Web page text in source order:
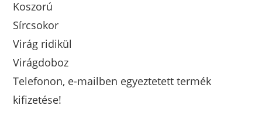
Koszorú
Sírcsokor
Virág ridikül
Virágdoboz
Telefonon, e-mailben egyeztetett termék
kifizetése!